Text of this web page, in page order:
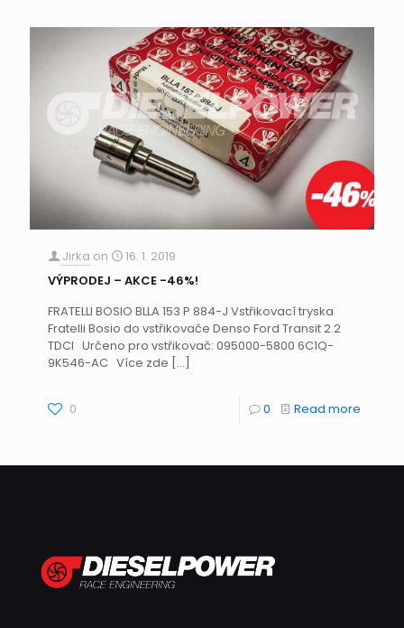
Jirka on
16. 1. 2019
VÝPRODEJ – AKCE -46%!
FRATELLI BOSIO BLLA 153 P 884-J Vstřikovací tryska
Fratelli Bosio do vstřikovače Denso Ford Transit 2.2
TDCI Určeno pro vstřikovač: 095000-5800 6C1Q-
9K546-AC Více zde […]
0 0 Read more